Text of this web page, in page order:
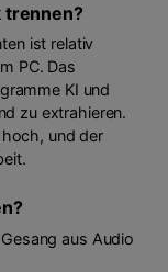
trennen?
ist relativ
PC. Das
KI und
zu extrahieren.
und der
aus Audio